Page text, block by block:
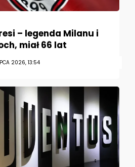
– legenda Milanu i
miał 66 lat
2026, 13:54